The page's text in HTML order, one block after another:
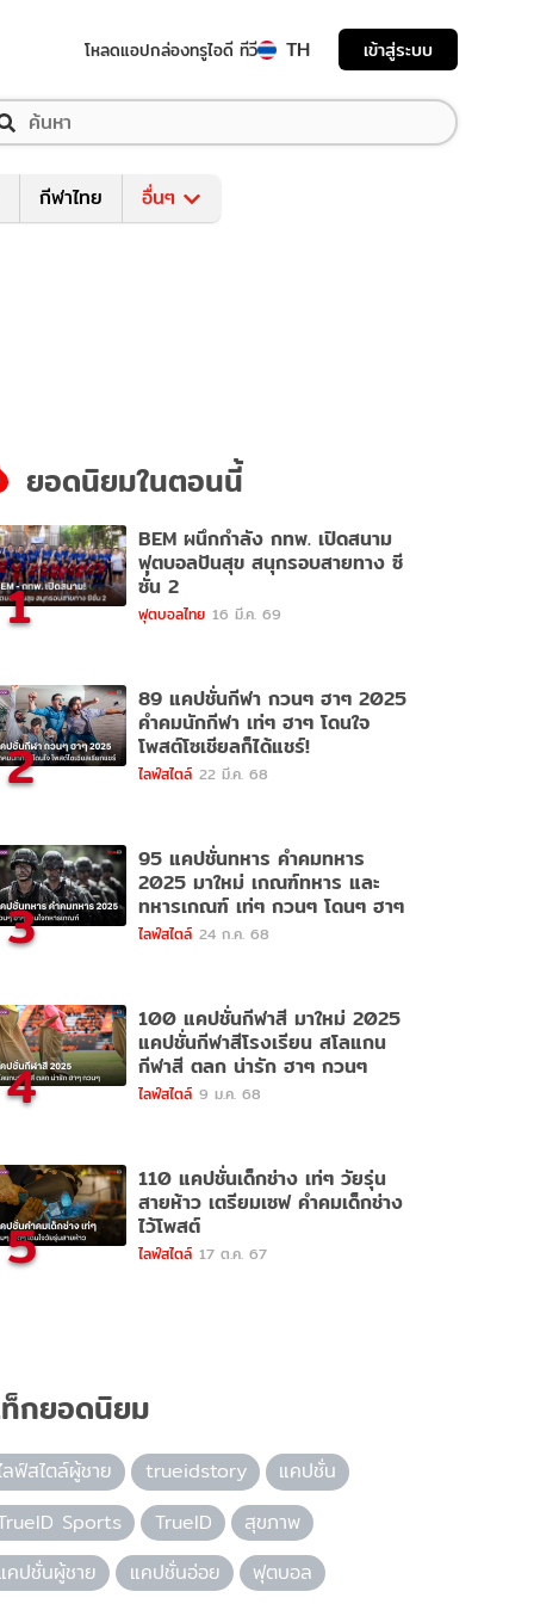
โหลดแอปกล่องทรูไอดี ทีวี TH เข้าสู่ระบบ
กีฬาไทย อื่นๆ
ยอดนิยมในตอนนี้
1
BEM ผนึกกำลัง กทพ. เปิดสนาม
ฟุตบอลปันสุข สนุกรอบสายทาง ซี
ซั่น 2
ฟุตบอลไทย 16 มี.ค. 69
2
89 แคปชั่นกีฬา กวนๆ ฮาๆ 2025
คำคมนักกีฬา เท่ๆ ฮาๆ โดนใจ
โพสต์โซเชียลก็ได้แชร์!
ไลฟ์สไตล์ 22 มี.ค. 68
3
95 แคปชั่นทหาร คำคมทหาร
2025 มาใหม่ เกณฑ์ทหาร และ
ทหารเกณฑ์ เท่ๆ กวนๆ โดนๆ ฮาๆ
ไลฟ์สไตล์ 24 ก.ค. 68
4
100 แคปชั่นกีฬาสี มาใหม่ 2025
แคปชั่นกีฬาสีโรงเรียน สโลแกน
กีฬาสี ตลก น่ารัก ฮาๆ กวนๆ
ไลฟ์สไตล์ 9 ม.ค. 68
5
110 แคปชั่นเด็กช่าง เท่ๆ วัยรุ่น
สายห้าว เตรียมเซฟ คำคมเด็กช่าง
ไว้โพสต์
ไลฟ์สไตล์ 17 ต.ค. 67
กยอดนิยม
ลฟ์สไตล์ผู้ชาย trueidstory
แคปชั่น
Sports
TrueID
สุขภาพ
คปชั่นผู้ชาย
แคปชั่นอ่อย
ฟุตบอล